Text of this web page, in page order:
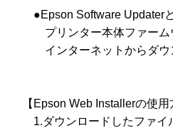
●Epson Software Updater
プリンター本体ファームウ
インターネットからダウン
【Epson Web Installerの使用
1.ダウンロードしたファイ